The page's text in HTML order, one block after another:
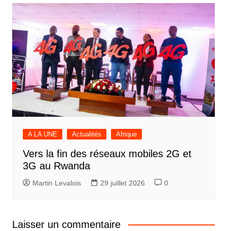
A LA UNE Actualités Afrique
Vers la fin des réseaux mobiles 2G et
3G au Rwanda
Martin Levalois 29 juillet 2026 0
Laisser un commentaire